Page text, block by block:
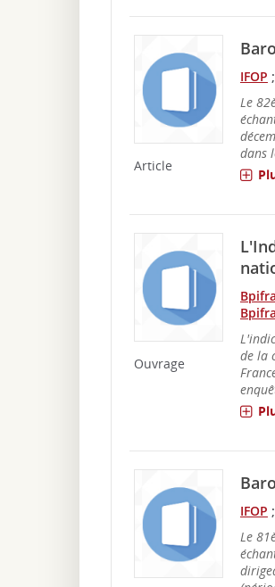
Article
IFOP ;
Le
dans
Ouvrage
de la
IFOP ;
Le